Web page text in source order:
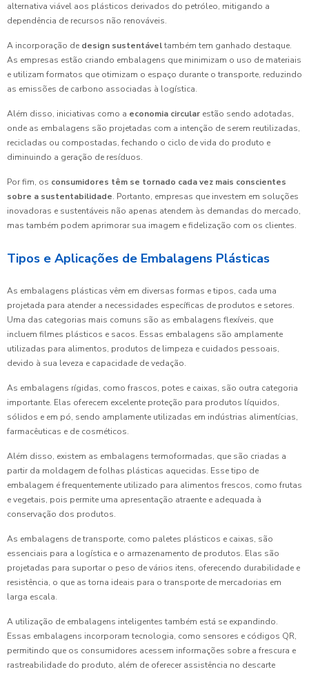
alternativa viável aos plásticos derivados do petróleo, mitigando a
dependência de recursos não renováveis.
A incorporação de design sustentáveltambém tem ganhado destaque.
As empresas estão criando embalagens que minimizam o uso de materiais
e utilizam formatos que otimizam o espaço durante o transporte, reduzindo
as emissões de carbono associadas à logística.
Além disso, iniciativas como a economia circular estão sendo adotadas,
onde as embalagens são projetadas com a intenção de serem reutilizadas,
recicladas ou compostadas, fechando o ciclo de vida do produto e
diminuindo a geração de resíduos.
Por fim, os consumidores têm se tornado cada vez mais conscientes
sobre a sustentabilidade. Portanto, empresas que investem em soluções
inovadoras e sustentáveis não apenas atendem às demandas do mercado,
mas também podem aprimorar sua imagem e fidelização com os clientes.
Tipos e Aplicações de Embalagens Plásticas
As embalagens plásticas vêm em diversas formas e tipos, cada uma
projetada para atender a necessidades específicas de produtos e setores.
Uma das categorias mais comuns são as embalagens flexíveis, que
incluem filmes plásticos e sacos. Essas embalagens são amplamente
utilizadas para alimentos, produtos de limpeza e cuidados pessoais,
devido à sua leveza e capacidade de vedação.
As embalagens rígidas, como frascos, potes e caixas, são outra categoria
importante. Elas oferecem excelente proteção para produtos líquidos,
sólidos e em pó, sendo amplamente utilizadas em indústrias alimentícias,
farmacêuticas e de cosméticos.
Além disso, existem as embalagens termoformadas, que são criadas a
partir da moldagem de folhas plásticas aquecidas. Esse tipo de
embalagem é frequentemente utilizado para alimentos frescos, como frutas
e vegetais, pois permite uma apresentação atraente e adequada à
conservação dos produtos.
As embalagens de transporte, como paletes plásticos e caixas, são
essenciais para a logística e o armazenamento de produtos. Elas são
projetadas para suportar o peso de vários itens, oferecendo durabilidade e
resistência, o que as torna ideais para o transporte de mercadorias em
larga escala.
A utilização de embalagens inteligentes também está se expandindo.
Essas embalagens incorporam tecnologia, como sensores e códigos QR,
permitindo que os consumidores acessem informações sobre a frescura e
rastreabilidade do produto, além de oferecer assistência no descarte